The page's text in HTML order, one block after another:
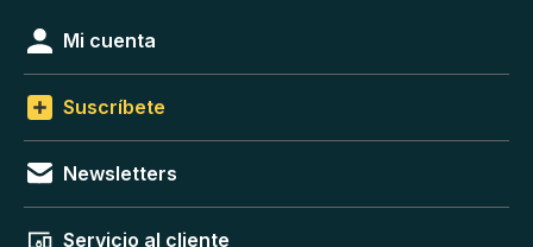
Mi cuenta
Suscríbete
Newsletters
Servicio al cliente